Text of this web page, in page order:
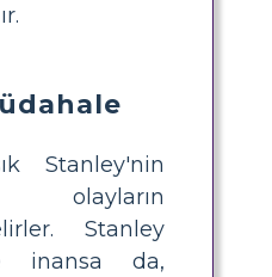
Stanley'nin
olayların
Stanley
inansa da,